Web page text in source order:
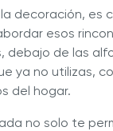
decoración, es
esos
debajo de las
ya no utilizas,
del hogar.
no solo te